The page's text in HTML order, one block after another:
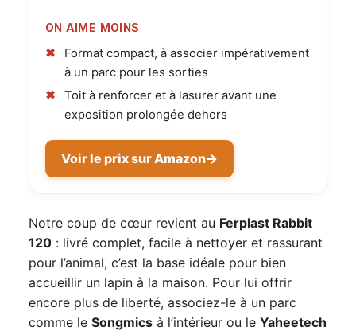
ON AIME MOINS
Format compact, à associer impérativement
à un parc pour les sorties
Toit à renforcer et à lasurer avant une
exposition prolongée dehors
Voir le prix sur Amazon→
Notre coup de cœur revient au Ferplast Rabbit
120 : livré complet, facile à nettoyer et rassurant
pour l’animal, c’est la base idéale pour bien
accueillir un lapin à la maison. Pour lui offrir
encore plus de liberté, associez-le à un parc
comme le Songmics à l’intérieur ou le Yaheetech